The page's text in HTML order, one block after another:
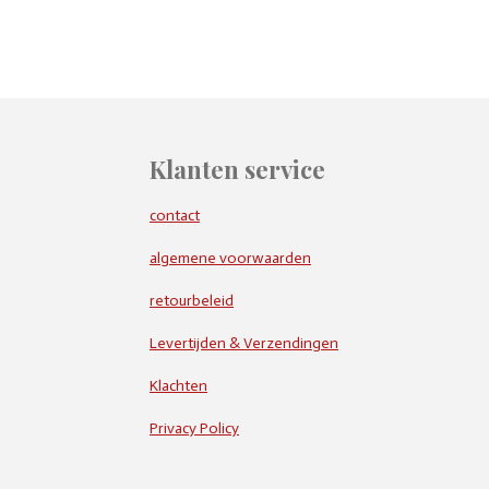
Klanten service
contact
algemene voorwaarden
retourbeleid
Levertijden & Verzendingen
Klachten
Privacy Policy